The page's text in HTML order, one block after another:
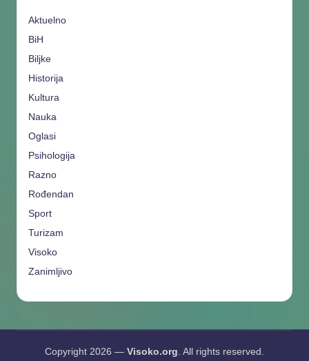
Aktuelno
BiH
Biljke
Historija
Kultura
Nauka
Oglasi
Psihologija
Razno
Rođendan
Sport
Turizam
Visoko
Zanimljivo
Copyright 2026 — Visoko.org. All rights reserved.